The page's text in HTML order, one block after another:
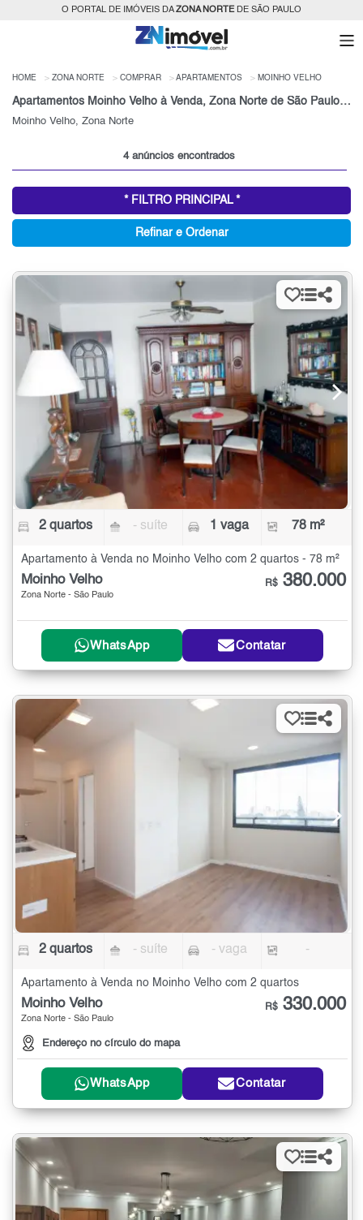
O PORTAL DE IMÓVEIS DAZONA NORTEDE SÃO PAULO
HOME ZONA NORTE COMPRAR APARTAMENTOS MOINHO VELHO
Apartamentos Moinho Velho à Venda, Zona Norte de São Paulo, SP
Moinho Velho, Zona Norte
4 anúncios encontrados
* FILTRO PRINCIPAL *
Refinar e Ordenar
2 quartos - suíte 1 vaga 78 m²
Apartamento à Venda no Moinho Velho com 2 quartos - 78 m²
Moinho Velho
Zona Norte - São Paulo
R$ 380.000
WhatsApp Contatar
2 quartos - suíte - vaga -
Apartamento à Venda no Moinho Velho com 2 quartos
Moinho Velho
Zona Norte - São Paulo
Endereço no círculo do mapa
R$ 330.000
WhatsApp Contatar